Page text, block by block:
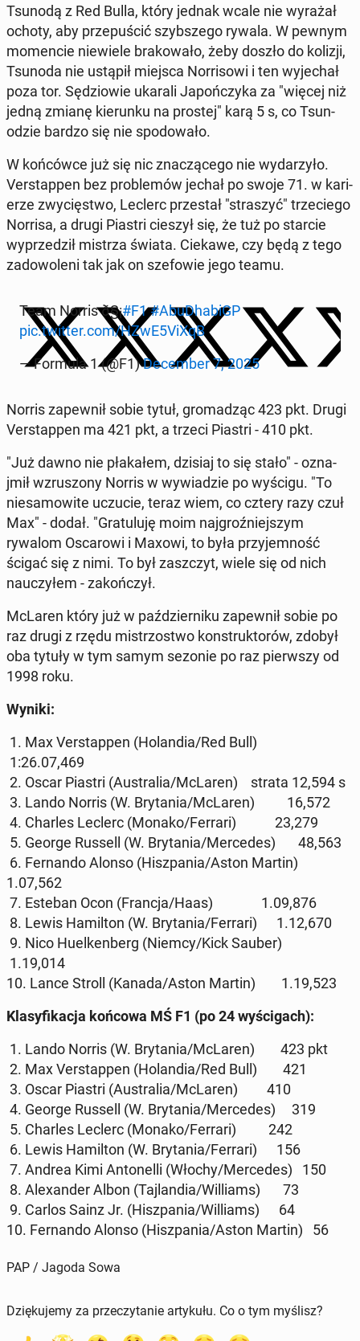
Tsunodą z Red Bulla, który jednak wcale nie wyrażał
ochoty, aby przepuś­cić szyb­szego rywala. W pewnym
mo­men­cie niewiele brakowało, żeby doszło do kolizji,
Tsunoda nie ustąpił miejsca Nor­risowi i ten wyjechał
poza tor. Sędziowie ukarali Japończy­ka za "więcej niż
jedną zmianę kierunku na prostej" karą 5 s, co Tsun­
odzie bardzo się nie spodowało.
W końców­ce już się nic znaczącego nie wydarzyło.
Ver­stap­pen bez prob­lemów jechał po swoje 71. w kari­
erze zwycięst­wo, Leclerc przes­tał "straszyć" trze­ciego
Norrisa, a drugi Piastri cieszył się, że tuż po starcie
wyprzedz­ił mistrza świata. Ciekawe, czy będą z tego
zad­owoleni tak jak on sze­fowie jego teamu.
Team Norris ð§¡#F1#AbuD­habiGP
pic.twitter.com/HZwE5ViXqB
— Formula 1 (@F1)De­cem­ber 7, 2025
Norris za­pewnił sobie tytuł, gro­madząc 423 pkt. Drugi
Ver­stap­pen ma 421 pkt, a trzeci Piastri - 410 pkt.
"Już dawno nie płakałem, dzisiaj to się stało" - oz­na­
jmił wzrus­zony Norris w wywiadzie po wyścigu. "To
niesamowite uczucie, teraz wiem, co cztery razy czuł
Max" - dodał. "Grat­u­lu­ję moim na­j­groźniejszym
rywalom Os­carowi i Maxowi, to była przy­jem­ność
ścigać się z nimi. To był za­szczyt, wiele się od nich
nauczyłem - za­kończył.
McLaren który już w październiku za­pewnił sobie po
raz drugi z rzędu mis­tr­zost­wo kon­struk­torów, zdobył
oba tytuły w tym samym sezonie po raz pier­wszy od
1998 roku.
Wyniki:
1. Max Ver­stap­pen (Holan­dia/Red Bull)
1:26.07,469
2. Oscar Piastri (Aus­tralia/McLaren) strata 12,594 s
3. Lando Norris (W. Bry­ta­nia/McLaren) 16,572
4. Charles Leclerc (Monako/Ferrari) 23,279
5. George Russell (W. Bry­ta­nia/Mer­cedes) 48,563
6. Fer­nan­do Alonso (Hisz­pa­nia/Aston Martin)
1.07,562
7. Esteban Ocon (Francja/Haas) 1.09,876
8. Lewis Hamil­ton (W. Bry­ta­nia/Ferrari) 1.12,670
9. Nico Huelken­berg (Niemcy/Kick Sauber)
1.19,014
10. Lance Stroll (Kanada/Aston Martin) 1.19,523
Klasy­fikac­ja końcowa MŚ F1 (po 24 wyś­ci­gach):
1. Lando Norris (W. Bry­ta­nia/McLaren) 423 pkt
2. Max Ver­stap­pen (Holan­dia/Red Bull) 421
3. Oscar Piastri (Aus­tralia/McLaren) 410
4. George Russell (W. Bry­ta­nia/Mer­cedes) 319
5. Charles Leclerc (Monako/Ferrari) 242
6. Lewis Hamil­ton (W. Bry­ta­nia/Ferrari) 156
7. Andrea Kimi An­tonel­li (Włochy/Mer­cedes) 150
8. Alexan­der Albon (Taj­lan­dia/Williams) 73
9. Carlos Sainz Jr. (Hisz­pa­nia/Williams) 64
10. Fer­nan­do Alonso (Hisz­pa­nia/Aston Martin) 56
PAP / Jagoda Sowa
Dziękujemy za przeczytanie artykułu. Co o tym myślisz?